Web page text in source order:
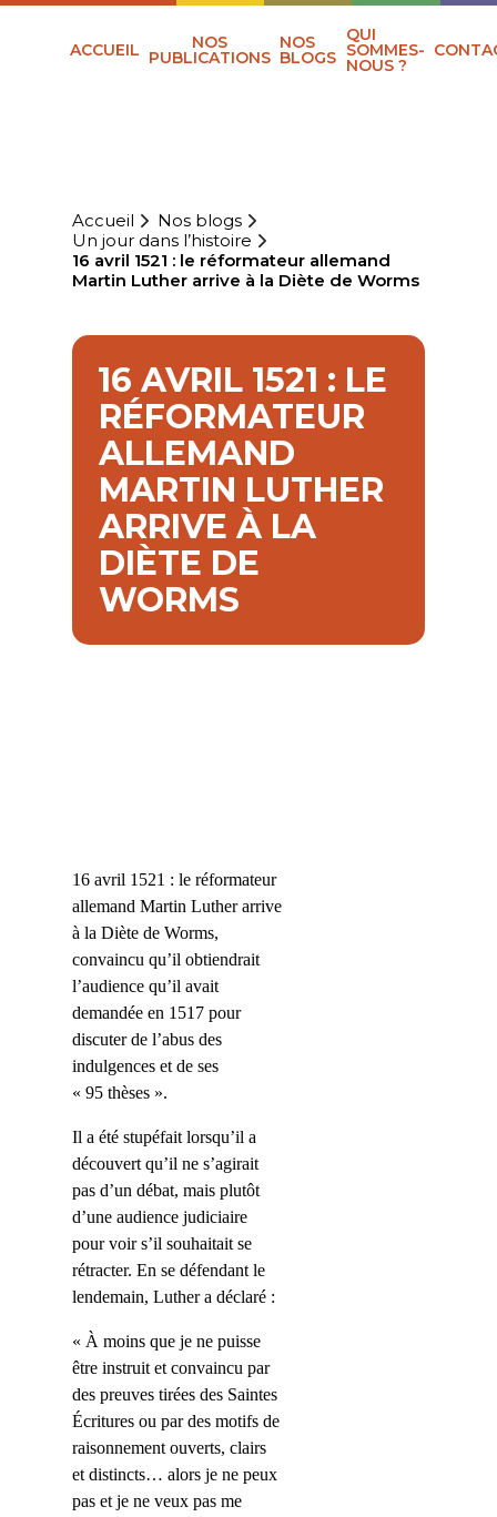
ACCUEIL NOS
PUBLICATIONS
NOS
BLOGS
QUI
SOMMES-
NOUS ?
Accueil
Nos blogs
Un jour dans l’histoire
16 avril 1521 : le réformateur allemand
Martin Luther arrive à la Diète de Worms
16 AVRIL 1521 : LE
RÉFORMATEUR
ALLEMAND
MARTIN LUTHER
ARRIVE À LA
DIÈTE DE
WORMS
16 avril 1521 : le réformateur
allemand Martin Luther arrive
à la Diète de Worms,
convaincu qu’il obtiendrait
l’audience qu’il avait
demandée en 1517 pour
discuter de l’abus des
indulgences et de ses
« 95 thèses ».
Il a été stupéfait lorsqu’il a
découvert qu’il ne s’agirait
pas d’un débat, mais plutôt
d’une audience judiciaire
pour voir s’il souhaitait se
rétracter. En se défendant le
lendemain, Luther a déclaré :
« À moins que je ne puisse
être instruit et convaincu par
des preuves tirées des Saintes
Écritures ou par des motifs de
raisonnement ouverts, clairs
et distincts… alors je ne peux
pas et je ne veux pas me